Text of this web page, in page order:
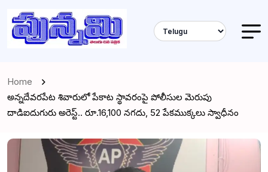
Home
అన్నదేవరపేట శివారులో పేకాట స్థావరంపై పోలీసుల మెరుపు
దాడిఐదుగురు అరెస్ట్.. రూ.16,100 నగదు, 52 పేకముక్కలు స్వాధీనం